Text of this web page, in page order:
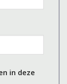
in deze